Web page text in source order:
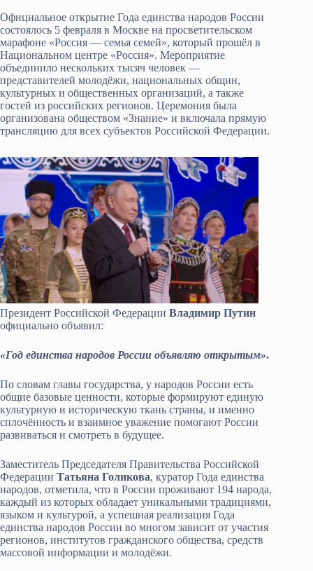
Официальное открытие Года единства народов России
состоялось 5 февраля в Москве на просветительском
марафоне «Россия — семья семей», который прошёл в
Национальном центре «Россия». Мероприятие
объединило нескольких тысяч человек —
представителей молодёжи, национальных общин,
культурных и общественных организаций, а также
гостей из российских регионов. Церемония была
организована обществом «Знание» и включала прямую
трансляцию для всех субъектов Российской Федерации.
Президент Российской Федерации Владимир Путин
официально объявил:
«Год единства народов России объявляю открытым».
По словам главы государства, у народов России есть
общие базовые ценности, которые формируют единую
культурную и историческую ткань страны, и именно
сплочённость и взаимное уважение помогают России
развиваться и смотреть в будущее.
Заместитель Председателя Правительства Российской
Федерации Татьяна Голикова, куратор Года единства
народов, отметила, что в России проживают 194 народа,
каждый из которых обладает уникальными традициями,
языком и культурой, а успешная реализация Года
единства народов России во многом зависит от участия
регионов, институтов гражданского общества, средств
массовой информации и молодёжи.